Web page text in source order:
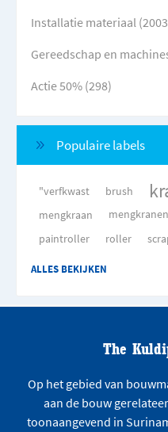
Installatie materiaal
Gereedschap en
Actie 50% (298)
Populaire labels
"verfkwast brush
mengkraan
mengkranen
paintroller
roller
ALLES BEKIJKEN
The
Op het gebied van
aan de bouw
toonaangevend in